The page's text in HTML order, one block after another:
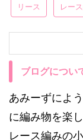
リース レー
ブログについ
あみーずによ
に編み物を楽
レース編みの